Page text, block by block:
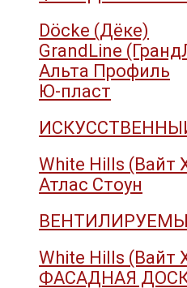
Döcke (Дёке)
GrandLine
Альта Профиль
Ю-пласт
White Hills (Вайт
Атлас Стоун
White Hills (Вайт
ФАСАДНАЯ